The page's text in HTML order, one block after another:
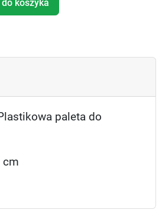
do koszyka
paleta do
cm